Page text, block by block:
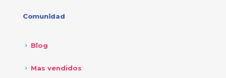
Comunidad
Blog
Mas vendidos